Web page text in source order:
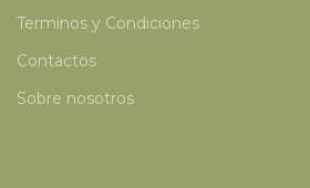
Terminos y Condiciones
Contactos
Sobre nosotros